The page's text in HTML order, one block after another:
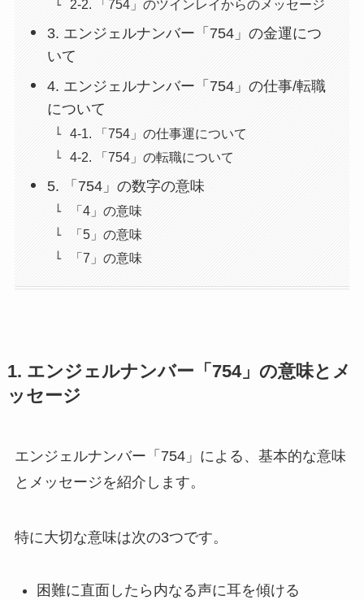
2-2. 「754」のツインレイからのメッセージ
3. エンジェルナンバー「754」の金運につ
いて
4. エンジェルナンバー「754」の仕事/転職
について
4-1. 「754」の仕事運について
4-2. 「754」の転職について
5. 「754」の数字の意味
「4」の意味
「5」の意味
「7」の意味
1. エンジェルナンバー「754」の意味とメ
ッセージ
エンジェルナンバー「754」による、基本的な意味
とメッセージを紹介します。
特に大切な意味は次の3つです。
困難に直面したら内なる声に耳を傾ける